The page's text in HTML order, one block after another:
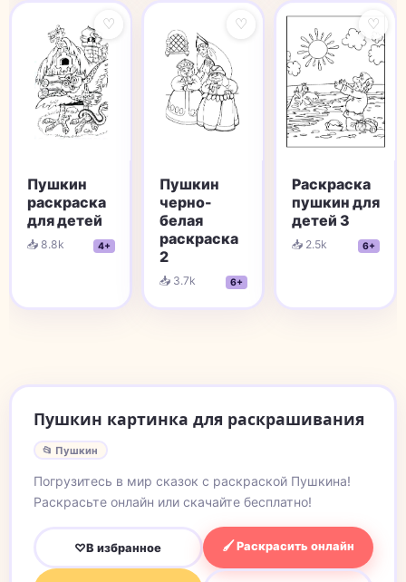
♡
Пушкин
раскраска
для детей
📥 8.8k 4+
♡
Пушкин
черно-
белая
раскраска
2
📥 3.7k 6+
♡
Раскраска
пушкин для
детей 3
📥 2.5k 6+
Пушкин картинка для раскрашивания
📂 Пушкин
Погрузитесь в мир сказок с раскраской Пушкина!
Раскрасьте онлайн или скачайте бесплатно!
♡В избранное 🖌 Раскрасить онлайн